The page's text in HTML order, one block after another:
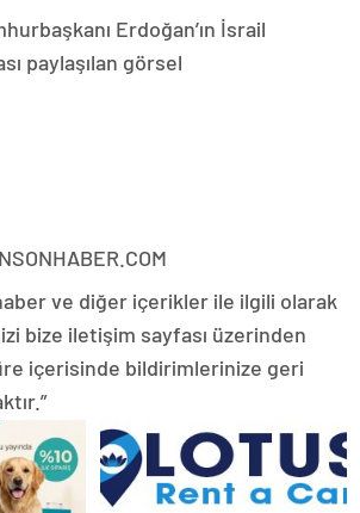
Erdoğan’ın İsrail
paylaşılan görsel
ve diğer içerikler ile ilgili olarak
bize iletişim sayfası üzerinden
içerisinde bildirimlerinize geri